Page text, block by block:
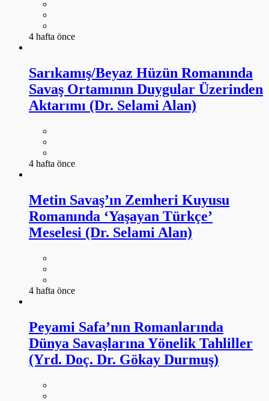
4 hafta önce
Sarıkamış/Beyaz Hüzün Romanında
Savaş Ortamının Duygular Üzerinden
Aktarımı (Dr. Selami Alan)
4 hafta önce
Metin Savaş’ın Zemheri Kuyusu
Romanında ‘Yaşayan Türkçe’
Meselesi (Dr. Selami Alan)
4 hafta önce
Peyami Safa’nın Romanlarında
Dünya Savaşlarına Yönelik Tahliller
(Yrd. Doç. Dr. Gökay Durmuş)